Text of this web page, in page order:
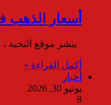
أسعار الذهب فى
ينشر موقع النخبة ، أسعار الذهب فى
أكمل القراءة »
أخبار
يونيو 30, 2026
8